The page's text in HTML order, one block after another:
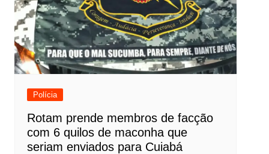
Polícia
Rotam prende membros de facção
com 6 quilos de maconha que
seriam enviados para Cuiabá